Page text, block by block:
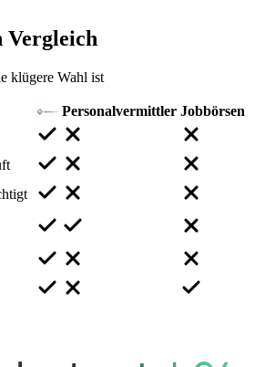
Vergleich
klügere Wahl ist
Personalvermittler Jobbörsen